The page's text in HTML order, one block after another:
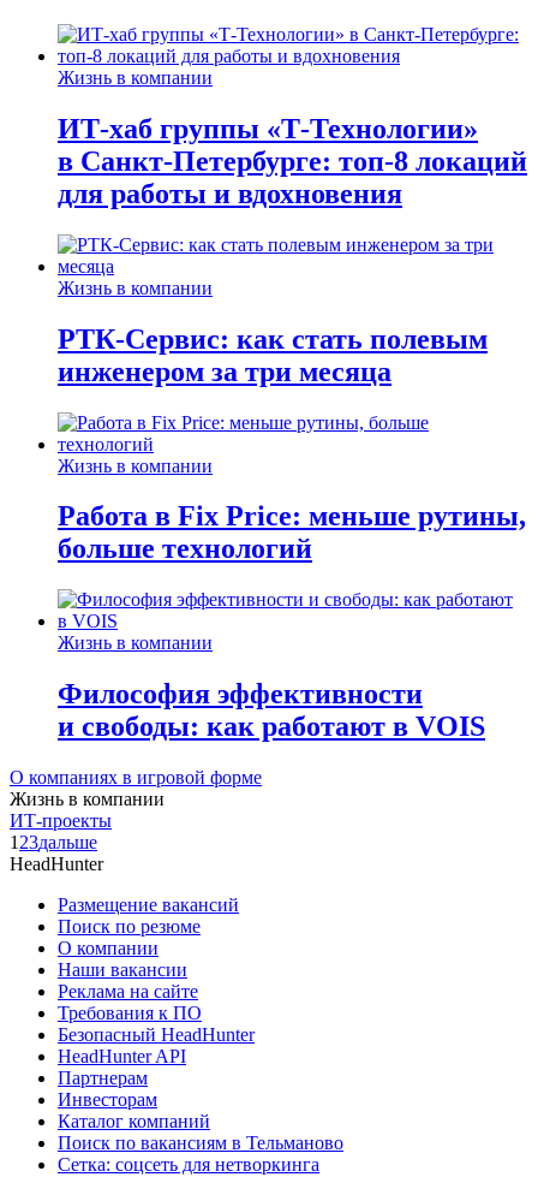
Жизнь в компании
ИТ-хаб группы «Т-Технологии»
в Санкт-Петербурге: топ-8 локаций
для работы и вдохновения
Жизнь в компании
РТК-Сервис: как стать полевым
инженером за три месяца
Жизнь в компании
Работа в Fix Price: меньше рутины,
больше технологий
Жизнь в компании
Философия эффективности
и свободы: как работают в VOIS
О компаниях в игровой форме
Жизнь в компании
ИТ-проекты
1 23дальше
HeadHunter
Размещение вакансий
Поиск по резюме
О компании
Наши вакансии
Реклама на сайте
Требования к ПО
Безопасный HeadHunter
HeadHunter API
Партнерам
Инвесторам
Каталог компаний
Поиск по вакансиям в Тельманово
Сетка: соцсеть для нетворкинга